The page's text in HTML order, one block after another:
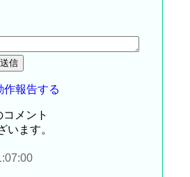
作報告する
コメント
います。